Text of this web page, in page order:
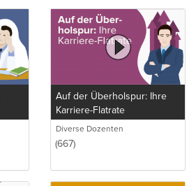
Auf der Überholspur: Ihre
Karriere-Flatrate
Diverse Dozenten
(667)